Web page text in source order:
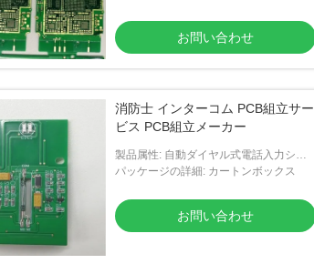
お問い合わせ
消防士 インターコム PCB組立サー
ビス PCB組立メーカー
製品属性: 自動ダイヤル式電話入力シス
テム,電話線なしの電話インターフォンシ
パッケージの詳細: カートンボックス
お問い合わせ